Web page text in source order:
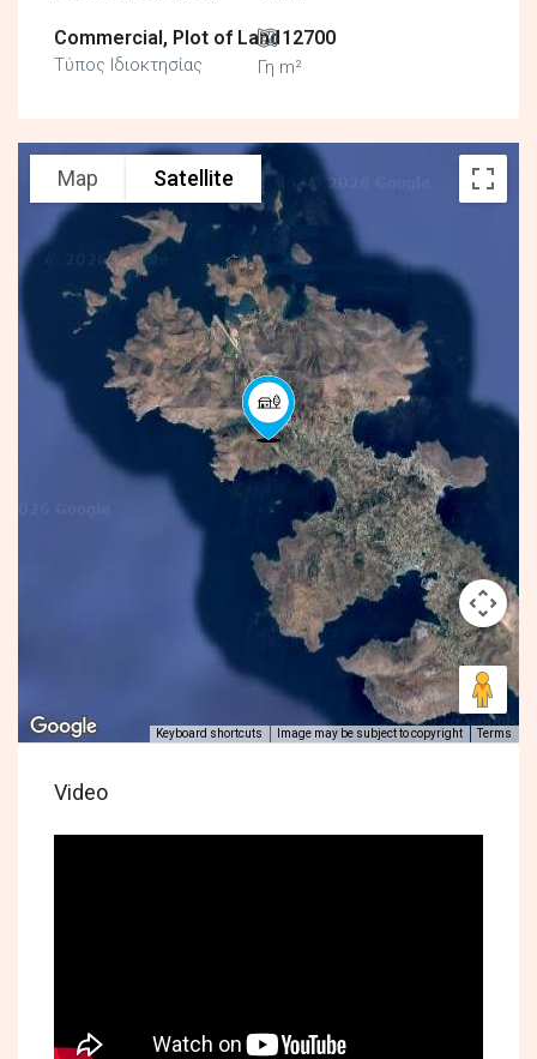
Commercial, Plot of Land
Τύπος Ιδιοκτησίας
12700
Γη m²
Map Satellite
Keyboard shortcuts Image may be subject to copyright Terms
Video